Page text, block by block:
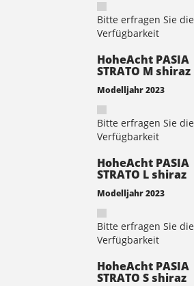
Bitte erfragen Sie die
Verfügbarkeit
HoheAcht PASIA
STRATO M shiraz
Modelljahr 2023
Bitte erfragen Sie die
Verfügbarkeit
HoheAcht PASIA
STRATO L shiraz
Modelljahr 2023
Bitte erfragen Sie die
Verfügbarkeit
HoheAcht PASIA
STRATO S shiraz